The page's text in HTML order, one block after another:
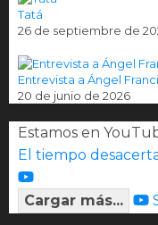
Tatá
26 de septiembre de
Entrevista a Ángel
20 de junio de 2026
Estamos en
El tiempo
Cargar más...